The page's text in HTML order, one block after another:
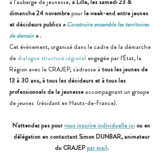
à l’auberge de jeunesse, à Lille, les samedi 23 &
dimanche 24 novembre pour le week-end entre jeunes
et décideurs publics « Construire ensemble les territoires
de demain » .
Cet évènement, organisé dans le cadre de la démarche
de dialogue structuré régional engagée par l’État, la
Région avec le CRAJEP, s'adresse à tous les jeunes de
13 à 30 ans, à tous les décideurs et à tous les
professionnels de la jeunesse accompagnant un groupe
de jeunes  (résidant en Hauts-de-France).
N'attendez pas pour vous inscrire individuelle ici ou en
délégation en contactant Simon DUNBAR, animateur
du CRAJEP par mail.